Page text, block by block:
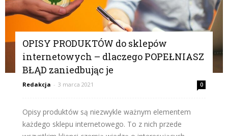
OPISY PRODUKTÓW do sklepów
internetowych – dlaczego POPEŁNIASZ
BŁĄD zaniedbując je
Redakcja - 3 marca 2021 0
Opisy produktów są niezwykle ważnym elementem
każdego sklepu internetowego. To z nich przede